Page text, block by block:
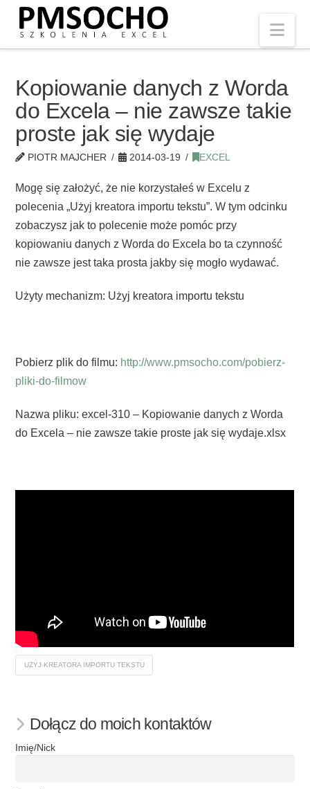
Kopiowanie danych z Worda
do Excela – nie zawsze takie
proste jak się wydaje
PIOTR MAJCHER 2014-03-19 EXCEL
Mogę się założyć, że nie korzystałeś w Excelu z
polecenia „Użyj kreatora importu tekstu”. W tym odcinku
zobaczysz jak to polecenie może pomóc przy
kopiowaniu danych z Worda do Excela bo ta czynność
nie zawsze jest taka prosta jakby się mogło wydawać.
Użyty mechanizm: Użyj kreatora importu tekstu
Pobierz plik do filmu: http://www.pmsocho.com/pobierz-
pliki-do-filmow
Nazwa pliku: excel-310 – Kopiowanie danych z Worda
do Excela – nie zawsze takie proste jak się wydaje.xlsx
UŻYJ KREATORA IMPORTU TEKSTU
Dołącz do moich kontaktów
Imię/Nick